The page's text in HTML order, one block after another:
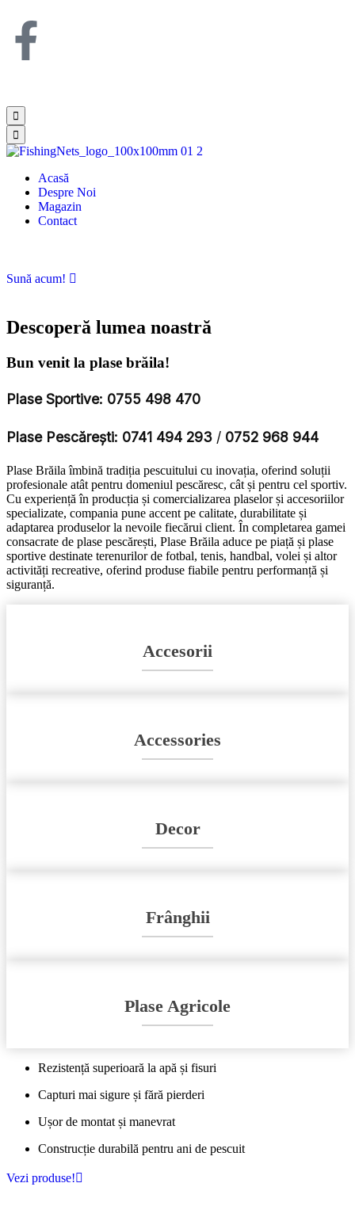
Acasă
Despre Noi
Magazin
Contact
Sună acum!
Descoperă lumea noastră
Bun venit la plase brăila!
Plase Sportive: 0755 498 470
Plase Pescărești: 0741 494 293 / 0752 968 944
Plase Brăila îmbină tradiția pescuitului cu inovația, oferind soluții
profesionale atât pentru domeniul pescăresc, cât și pentru cel sportiv.
Cu experiență în producția și comercializarea plaselor și accesoriilor
specializate, compania pune accent pe calitate, durabilitate și
adaptarea produselor la nevoile fiecărui client. În completarea gamei
consacrate de plase pescărești, Plase Brăila aduce pe piață și plase
sportive destinate terenurilor de fotbal, tenis, handbal, volei și altor
activități recreative, oferind produse fiabile pentru performanță și
siguranță.
Accesorii
Accessories
Decor
Frânghii
Plase Agricole
Rezistență superioară la apă și fisuri
Capturi mai sigure și fără pierderi
Ușor de montat și manevrat
Construcție durabilă pentru ani de pescuit
Vezi produse!